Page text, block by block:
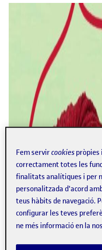
Fem servircookies pròpies
correctament totes les
finalitats analítiques i per
personalitzada d'acord
teus hàbits de navegació.
configurar les teves
ne més informació en la